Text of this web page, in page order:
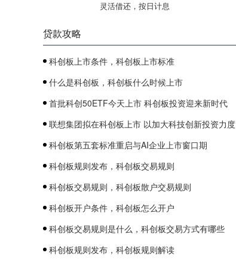
灵活借还，按日计息
贷款攻略
科创板上市条件，科创板上市标准
什么是科创板，科创板什么时候上市
首批科创50ETF今天上市 科创板投资迎来新时代
联想集团拟在科创板上市 以加大科技创新投资力度
科创板第五套标准重启与AI企业上市窗口期
科创板规则发布，科创板交易规则
科创板交易规则，科创板散户交易规则
科创板开户条件，科创板怎么开户
科创板交易规则是什么，科创板交易方式有哪些
科创板规则发布，科创板规则解读